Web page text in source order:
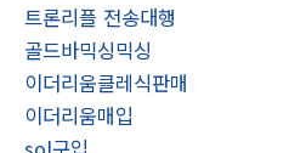
트론리플 전송대행
골드바믹싱믹싱
이더리움클레식판매
이더리움매입